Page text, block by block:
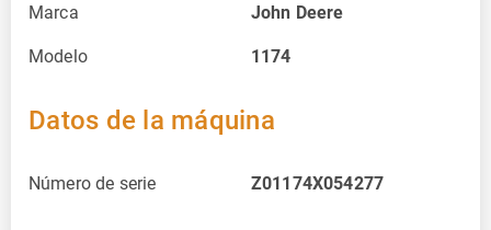
Marca John Deere
Modelo 1174
Datos de la máquina
Número de serie Z01174X054277